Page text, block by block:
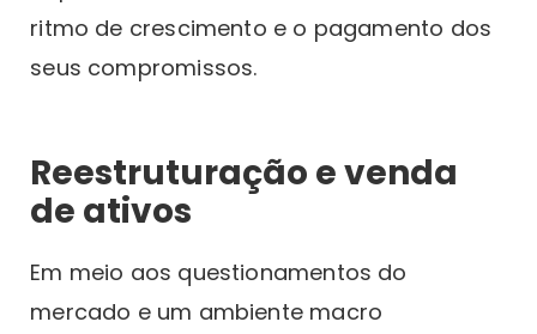
ritmo de crescimento e o pagamento dos
seus compromissos.
Reestruturação e venda
de ativos
Em meio aos questionamentos do
mercado e um ambiente macro